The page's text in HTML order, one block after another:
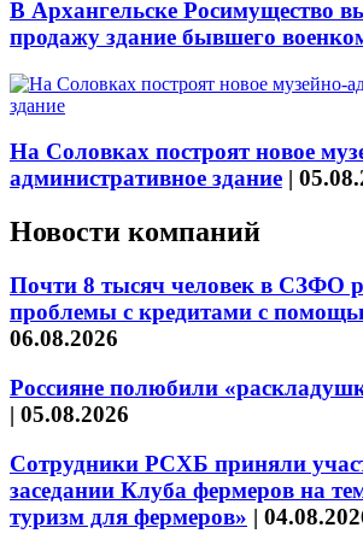
В Архангельске Росимущество
продажу здание бывшего
На Соловках построят новое
административное здание |
Новости компаний
Почти 8 тысяч человек в СЗФО
проблемы с кредитами с
06.08.2026
Россияне полюбили
| 05.08.2026
Сотрудники РСХБ приняли
заседании Клуба фермеров на
туризм для фермеров» |